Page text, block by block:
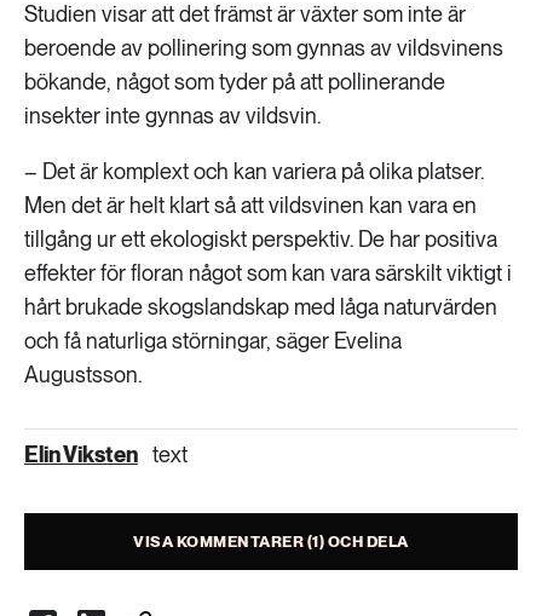
Studien visar att det främst är växter som inte är
beroende av pollinering som gynnas av vildsvinens
bökande, något som tyder på att pollinerande
insekter inte gynnas av vildsvin.
– Det är komplext och kan variera på olika platser.
Men det är helt klart så att vildsvinen kan vara en
tillgång ur ett ekologiskt perspektiv. De har positiva
effekter för floran något som kan vara särskilt viktigt i
hårt brukade skogslandskap med låga naturvärden
och få naturliga störningar, säger Evelina
Augustsson.
Elin Viksten text
VISA KOMMENTARER (1) OCH DELA